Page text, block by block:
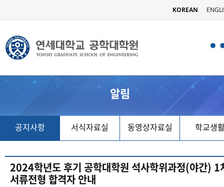
KOREAN
알림
공지사항 서식자료실 동영상자료실 학교생
2024학년도 후기 공학대학원 석사학위과정(야간) 1
서류전형 합격자 안내